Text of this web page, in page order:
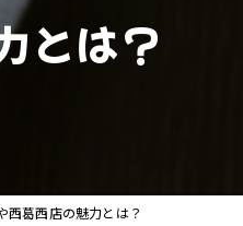
とは？
西葛西店の魅力とは？